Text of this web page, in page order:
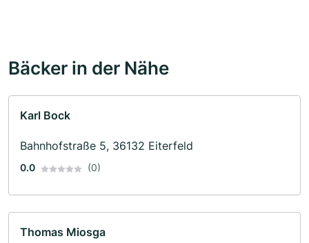
Bäcker in der Nähe
Karl Bock
Bahnhofstraße 5, 36132 Eiterfeld
0.0 (0)
Thomas Miosga